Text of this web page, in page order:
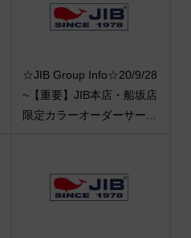
☆JIB Group Info☆20/9/28
~【重要】JIB本店・船坂店
限定カラーオーダーサー...